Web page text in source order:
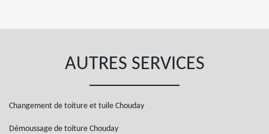
AUTRES SERVICES
Changement de toiture et tuile Chouday
Démoussage de toiture Chouday